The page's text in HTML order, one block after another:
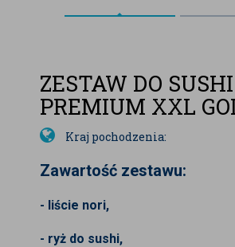
ZESTAW DO SUSHI
PREMIUM XXL
Kraj pochodzenia:
Zawartość zestawu:
- liście nori,
- ryż do sushi,